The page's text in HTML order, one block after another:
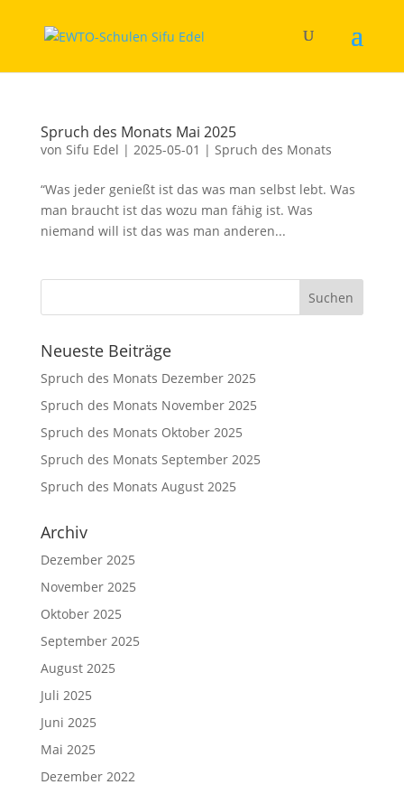
Spruch des Monats Mai 2025
von Sifu Edel | 2025-05-01 | Spruch des Monats
“Was jeder genießt ist das was man selbst lebt. Was
man braucht ist das wozu man fähig ist. Was
niemand will ist das was man anderen...
Neueste Beiträge
Spruch des Monats Dezember 2025
Spruch des Monats November 2025
Spruch des Monats Oktober 2025
Spruch des Monats September 2025
Spruch des Monats August 2025
Archiv
Dezember 2025
November 2025
Oktober 2025
September 2025
August 2025
Juli 2025
Juni 2025
Mai 2025
Dezember 2022